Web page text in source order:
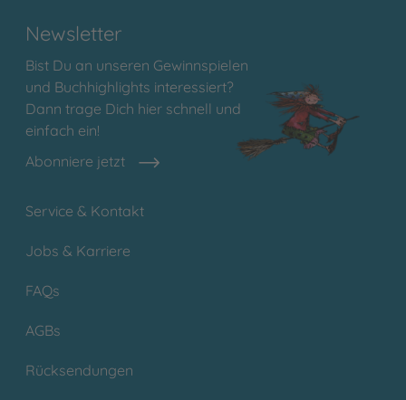
Newsletter
Bist Du an unseren Gewinnspielen
und Buchhighlights interessiert?
Dann trage Dich hier schnell und
einfach ein!
Abonniere jetzt
Service & Kontakt
Jobs & Karriere
FAQs
AGBs
Rücksendungen